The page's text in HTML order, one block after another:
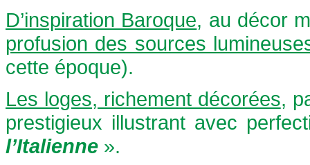
D’inspiration Baroque, au décor
profusion des sources
cette époque).
Les loges, richement décorées,
prestigieux illustrant avec
l’Italienne ».